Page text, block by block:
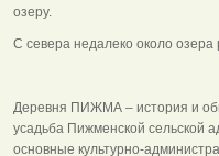
озеру.
С севера недалеко около
Деревня ПИЖМА – история и
усадьба Пижменской сельской
основные культурно-